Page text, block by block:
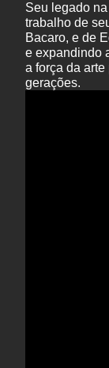
Seu legado
trabalho de
Bacaro, e de
e expandindo
a força da
gerações.